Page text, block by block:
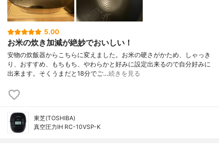
5.00
お米の炊き加減が絶妙でおいしい！
安物の炊飯器からこちらに変えました。お米の硬さがかため、しゃっき
り、おすすめ、もちもち、やわらかと好みに設定出来るので自分好みに
出来ます。そくうまだと18分でご…続きを見る
東芝(TOSHIBA)
真空圧力IH RC-10VSP-K